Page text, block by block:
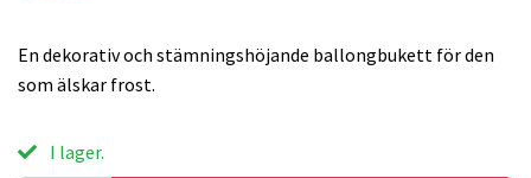
En dekorativ och stämningshöjande ballongbukett för den
som älskar frost.
I lager.